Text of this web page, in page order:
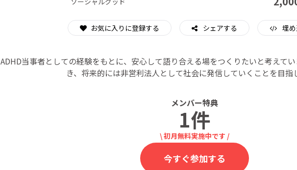
お気に入りに登録する シェアする 埋
ADHD当事者としての経験をもとに、安心して語り合える場をつくりたいと考えて
き、将来的には非営利法人として社会に発信していくことを目指
メンバー特典
1件
\ 初月無料実施中です /
今すぐ参加する